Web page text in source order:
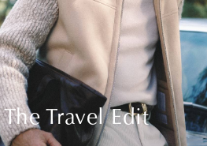
The Travel Edit